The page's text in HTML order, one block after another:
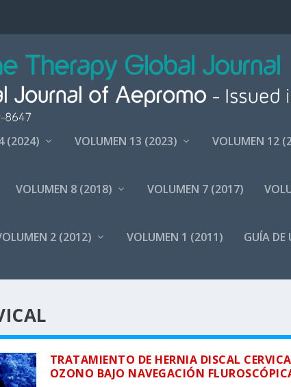
(2024) VOLUMEN 13 (2023) VOLUMEN 12
VOLUMEN 8 (2018) VOLUMEN 7 (2017)
2 (2012) VOLUMEN 1 (2011) GUÍA DE
TRATAMIENTO DE HERNIA DISCAL
OZONO BAJO NAVEGACIÓN